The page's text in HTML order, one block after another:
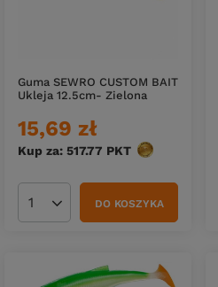
Guma SEWRO CUSTOM BAIT
Ukleja 12.5cm- Zielona
15,69 zł
Kup za: 517.77 PKT punktów
Ilość produktówDO KOSZYKA